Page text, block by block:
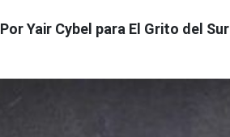
Por Yair Cybel para El Grito del Sur